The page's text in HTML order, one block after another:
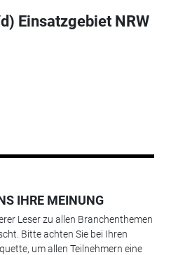
Einsatzgebiet NRW
IHRE MEINUNG
Leser zu allen Branchenthemen
Bitte achten Sie bei Ihren
um allen Teilnehmern eine